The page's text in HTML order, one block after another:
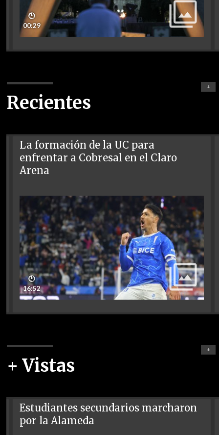
🕑
00:29
Recientes
+
La formación de la UC para
enfrentar a Cobresal en el Claro
Arena
🕑
16:52
+ Vistas
+
Estudiantes secundarios marcharon
por la Alameda